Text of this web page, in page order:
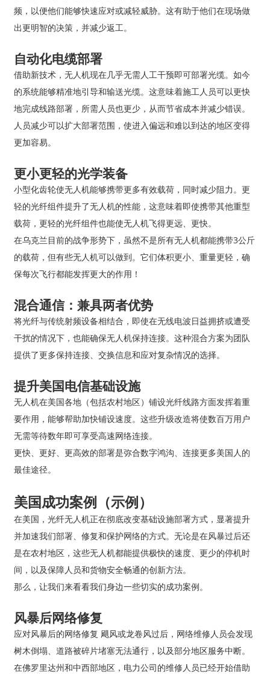
频，以便他们能够快速应对或减轻威胁。这有助于他们在现场做
出更明智的决策，并减少返工。
自动化电缆部署
借助新技术，无人机现在几乎无需人工干预即可部署光缆。如今
的系统能够精准地引导和输送光缆。这意味着施工人员可以更快
地完成线路部署，所需人员也更少，从而节省成本并减少错误。
人员减少可以扩大部署范围，使进入偏远和难以到达的地区变得
更加容易。
更小更轻的光学装备
小型化齿轮使无人机能够携带更多有效载荷，同时减少阻力。更
轻的光纤组件提升了无人机的性能，这意味着即使携带其他重型
载荷，更轻的光纤组件也能使无人机飞得更远、更快。
在乌克兰目前的战争形势下，虽然不是所有无人机都能携带3公斤
的载荷，但有些无人机可以做到。它们体积更小、重量更轻，确
保每次飞行都能发挥更大的作用！
混合通信：兼具两者优势
将光纤与传统射频设备相结合，即使在无线电波日益拥挤或遭受
干扰的情况下，也能确保无人机保持连接。这种混合方案为团队
提供了更多保持连接、交换信息和应对复杂情况的选择。
提升美国电信基础设施
无人机在美国各地（包括农村地区）铺设光纤线路方面发挥着重
要作用，能够帮助加快铺设速度。这些升级改造将使数百万用户
无需等待数年即可享受高速网络连接。
更快、更好、更高效的部署是弥合数字鸿沟、连接更多美国人的
最佳途径。
美国成功案例（示例）
在美国，光纤无人机正在彻底改变基础设施部署方式，显著提升
并加速我们部署、修复和保护网络的方式。无论是在风暴过后还
是在农村地区，这些无人机都能提供极快的速度、更少的停机时
间，以及保障人员和货物安全畅通的创新方法。
那么，让我们来看看我们身边一些切实的成功案例。
风暴后网络修复
应对风暴后的网络修复 飓风或龙卷风过后，网络维修人员会发现
树木倒塌、道路被碎片堵塞无法通行，以及部分地区服务中断。
在佛罗里达州和中西部地区，电力公司的维修人员已经开始借助